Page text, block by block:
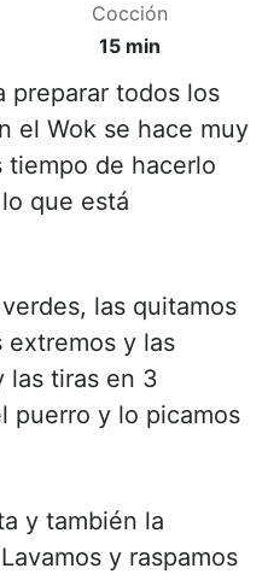
Cocción
15 min
preparar todos los
el Wok se hace muy
tiempo de hacerlo
que está
las quitamos
extremos y las
las tiras en 3
puerro y lo picamos
y también la
y raspamos